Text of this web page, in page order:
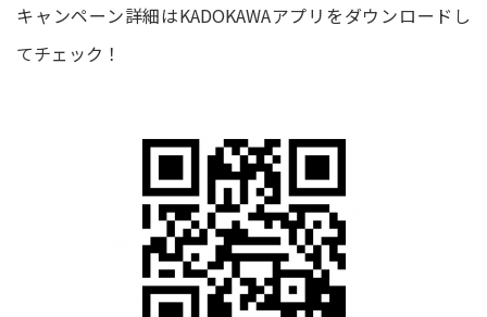
キャンペーン詳細はKADOKAWAアプリをダウンロードし
てチェック！